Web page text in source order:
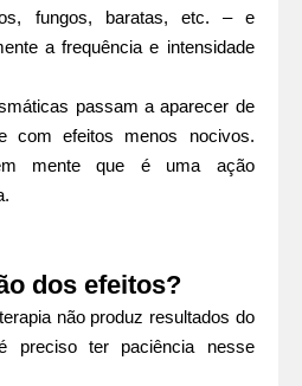
, fungos, baratas, etc. – e
a frequência e intensidade
passam a aparecer de
com efeitos menos nocivos.
mente que é uma ação
dos efeitos?
não produz resultados do
ter paciência nesse